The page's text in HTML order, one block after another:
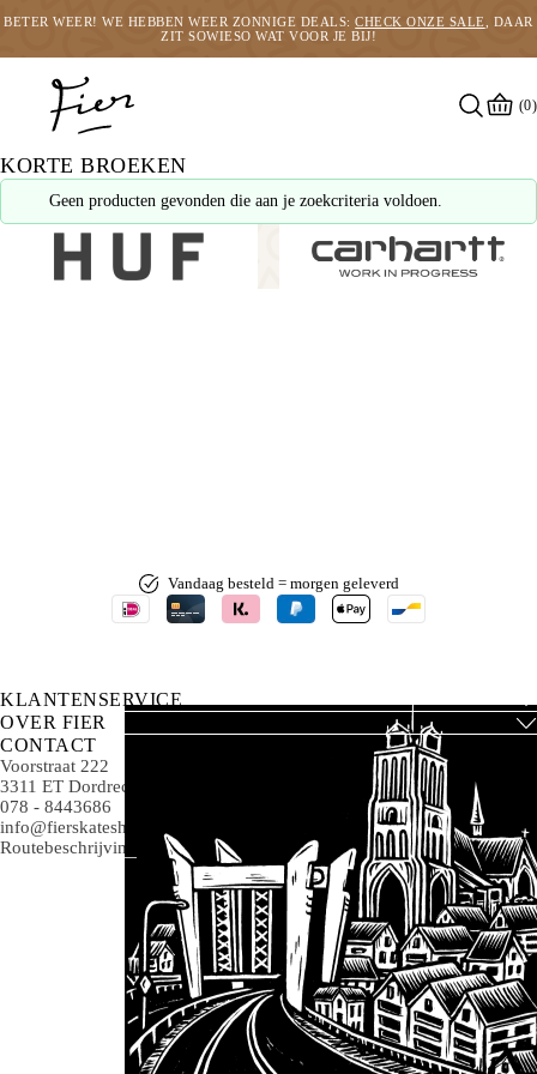
BETER WEER! WE HEBBEN WEER ZONNIGE DEALS:CHECK ONZE SALE , DAAR
ZIT SOWIESO WAT VOOR JE BIJ!
(0)
KORTE BROEKEN
Geen producten gevonden die aan je zoekcriteria voldoen.
Vandaag besteld = morgen geleverd
KLANTENSERVICE
OVER FIER
CONTACT
Voorstraat 222
3311 ET Dordrecht
078 - 8443686
info@fierskateshop.nl
Routebeschrijving